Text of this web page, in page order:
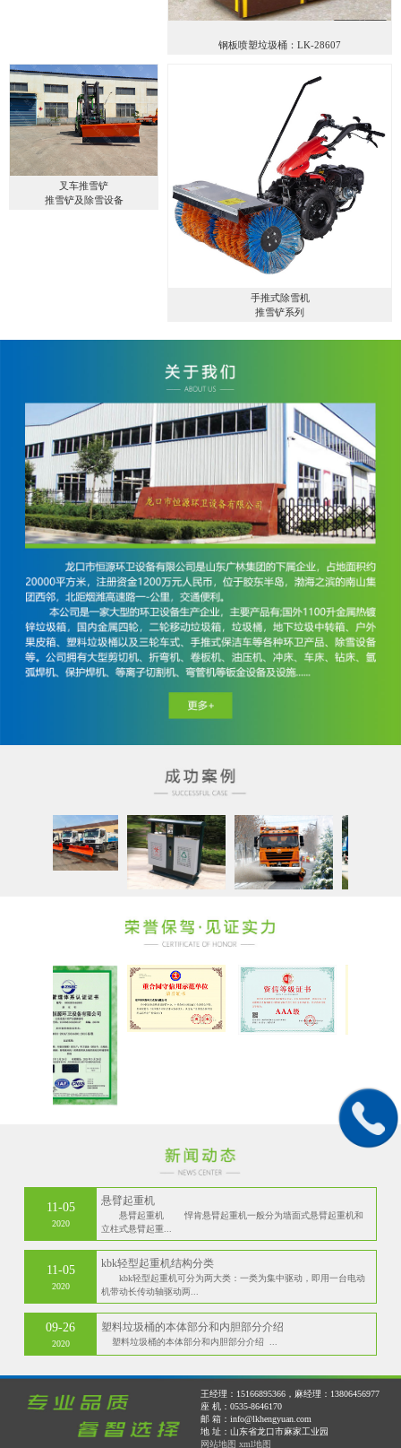
钢板喷塑垃圾桶：LK-28607
叉车推雪铲
推雪铲及除雪设备
手推式除雪机
推雪铲系列
11-05
2020
悬臂起重机
悬臂起重机 悍肯悬臂起重机一般分为墙面式悬臂起重机和
立柱式悬臂起重...
11-05
2020
kbk轻型起重机结构分类
kbk轻型起重机可分为两大类：一类为集中驱动，即用一台电动
机带动长传动轴驱动两...
09-26
2020
塑料垃圾桶的本体部分和内胆部分介绍
塑料垃圾桶的本体部分和内胆部分介绍 ...
王经理：15166895366，麻经理：13806456977
座 机：0535-8646170
邮 箱：info@lkhengyuan.com
地 址：山东省龙口市麻家工业园
网站地图 xml地图